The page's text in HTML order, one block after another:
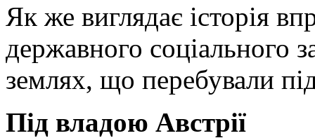
Як же виглядає історія
державного соціального
землях, що перебували
Під владою Австрії